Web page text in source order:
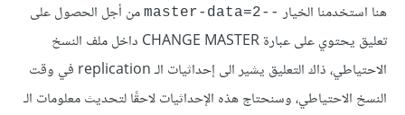
هنا استخدمنا الخيار --master-data=2
من أجل الحصول على
تعليق يحتوي على عبارة CHANGE MASTER داخل ملف النسخ
الاحتياطي، ذاك التعليق يشير الى إحداثيات الـ replication في وقت
النسخ الاحتياطي، وسنحتاج هذه الإحداثيات لاحقًا لتحديث معلومات الـ